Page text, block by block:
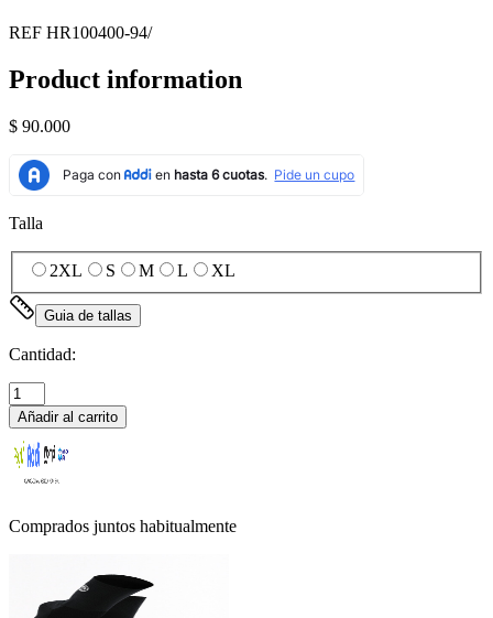
REF HR100400-94/
Product information
$ 90.000
Talla
2XL S M L XL
Guia de tallas
Cantidad:
Añadir al carrito
Comprados juntos habitualmente